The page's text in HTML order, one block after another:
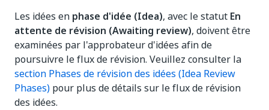
Les idées en phase d'idée (Idea), avec le statut En
attente de révision (Awaiting review), doivent être
examinées par l'approbateur d'idées afin de
poursuivre le flux de révision. Veuillez consulter la
section Phases de révision des idées (Idea Review
Phases) pour plus de détails sur le flux de révision
des idées.